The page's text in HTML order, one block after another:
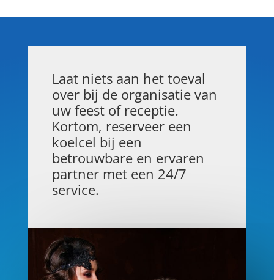
Laat niets aan het toeval
over bij de organisatie van
uw feest of receptie.
Kortom, reserveer een
koelcel bij een
betrouwbare en ervaren
partner met een 24/7
service.